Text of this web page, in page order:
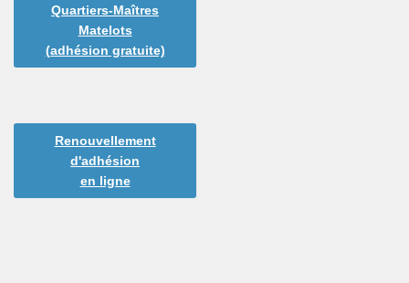
Quartiers-Maîtres
Matelots
(adhésion gratuite)
Renouvellement
d'adhésion
en ligne